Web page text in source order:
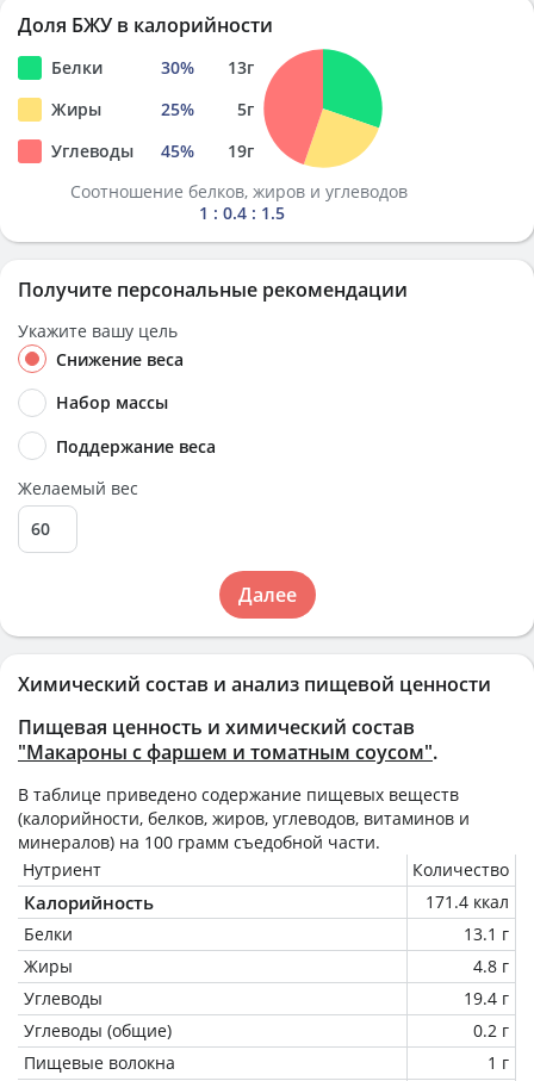
Химический состав и анализ пищевой ценности
Пищевая ценность и химический состав
"Макароны с фаршем и томатным соусом".
В таблице приведено содержание пищевых веществ
(калорийности, белков, жиров, углеводов, витаминов и
минералов) на 100 грамм съедобной части.
Нутриент
Количество
Калорийность
171.4 ккал
Белки
13.1 г
Жиры
4.8 г
Углеводы
19.4 г
Углеводы (общие)
0.2 г
Пищевые волокна
1 г
Доля БЖУ в калорийности
Белки 30% 13г
Жиры
25% 5г
Углеводы
45% 19г
Соотношение белков, жиров и углеводов
1 : 0.4 : 1.5
Получите персональные рекомендации
Укажите вашу цель
Снижение веса
Набор массы
Поддержание веса
Желаемый вес
Далее